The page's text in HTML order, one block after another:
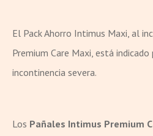
El Pack Ahorro Intimus Maxi, al
Premium Care Maxi, está indicado
incontinencia severa.
Los Pañales Intimus Premium